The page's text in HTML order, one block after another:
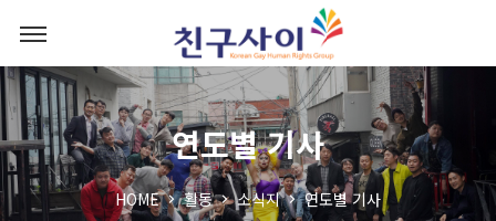
연도별 기사
HOME 활동 소식지 연도별 기사